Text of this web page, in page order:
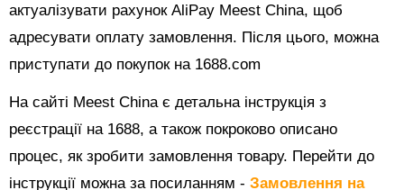
актуалізувати рахунок AliPay Meest China, щоб
адресувати оплату замовлення. Після цього, можна
приступати до покупок на 1688.com
На сайті Meest China є детальна інструкція з
реєстрації на 1688, а також покроково описано
процес, як зробити замовлення товару. Перейти до
інструкції можна за посиланням - Замовлення на